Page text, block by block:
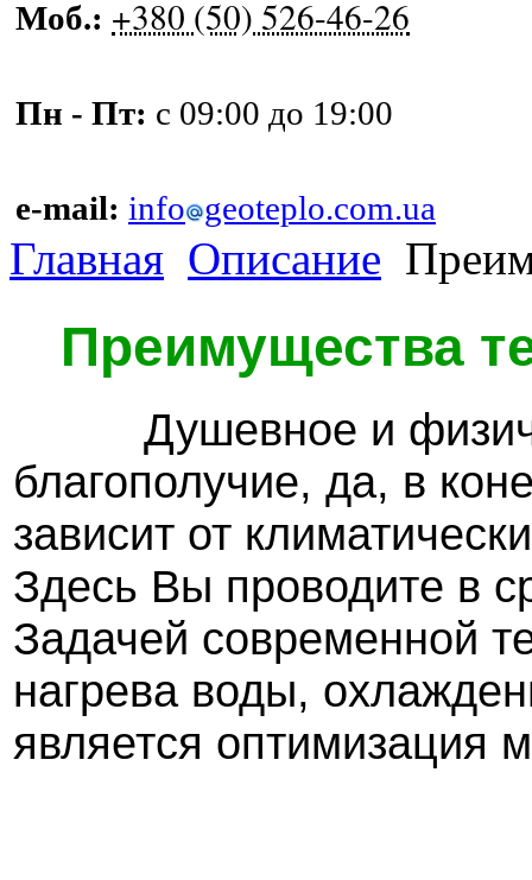
Моб.: +380 (50) 526-46-26
Пн - Пт: с 09:00 до 19:00
e-mail: info geoteplo.com.ua
Главная Описание
Преимущества
Душевное и
благополучие, да, в
зависит от
Здесь Вы проводите в
Задачей современной
нагрева воды,
является оптимизация